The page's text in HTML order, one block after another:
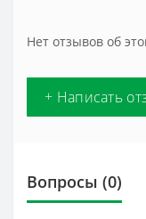
Нет отзывов об
+ Написать
Вопросы (0)